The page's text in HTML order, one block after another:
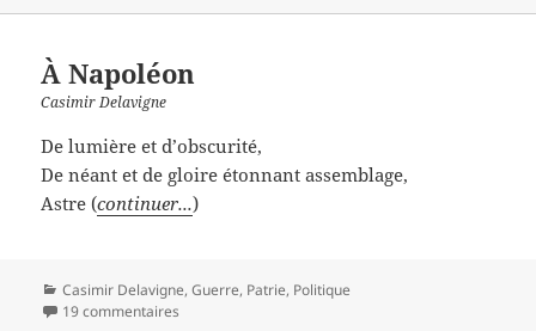
À Napoléon
Casimir Delavigne
De lumière et d’obscurité,
De néant et de gloire étonnant assemblage,
Astre (continuer...)
Catégories
Casimir Delavigne,Guerre, Patrie, Politique
19 commentaires